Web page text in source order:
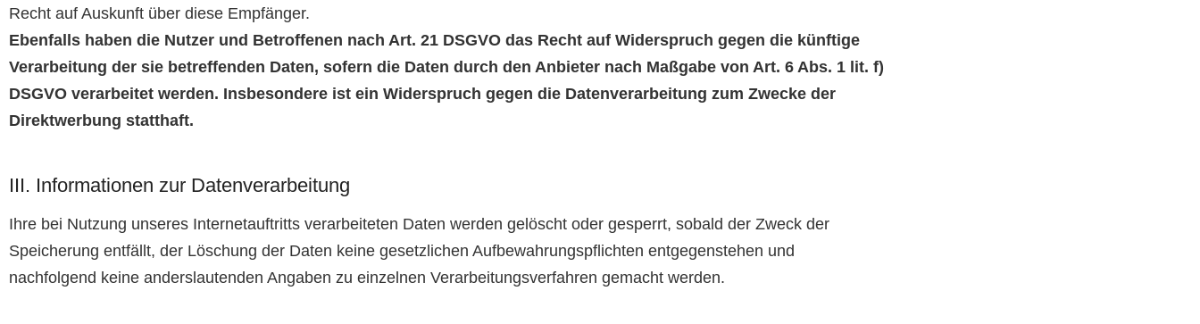
Recht auf Auskunft über diese Empfänger.
Ebenfalls haben die Nutzer und Betroffenen nach Art. 21 DSGVO das Recht auf Widerspruch gegen die künftige
Verarbeitung der sie betreffenden Daten, sofern die Daten durch den Anbieter nach Maßgabe von Art. 6 Abs. 1 lit. f)
DSGVO verarbeitet werden. Insbesondere ist ein Widerspruch gegen die Datenverarbeitung zum Zwecke der
Direktwerbung statthaft.
III. Informationen zur Datenverarbeitung
Ihre bei Nutzung unseres Internetauftritts verarbeiteten Daten werden gelöscht oder gesperrt, sobald der Zweck der
Speicherung entfällt, der Löschung der Daten keine gesetzlichen Aufbewahrungspflichten entgegenstehen und
nachfolgend keine anderslautenden Angaben zu einzelnen Verarbeitungsverfahren gemacht werden.